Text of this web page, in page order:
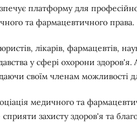
платформу для
та фармацевтичного права.
лікарів, фармацевтів,
у сфері охорони здоров'я.
своїм членам можливості
медичного та
захисту здоров'я та